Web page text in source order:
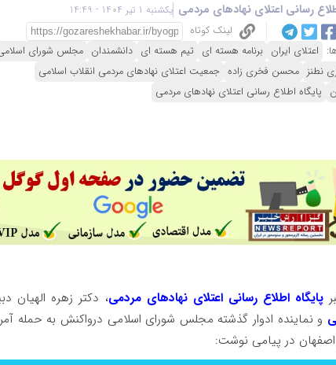
رسانی اعتلای نهادهای مردمی یکشنبه 1 تیر 1404 - 14:49
لینک کوتاه
اعتلای ایران برنامه هسته ای تیم هسته ای دانشمندان مجلس شورای
نطنز محسن فخری زاده جمعیت اعتلای نهادهای مردمی انقلاب اسلامی
پایگاه اطلاع رسانی اعتلای نهادهای مردمی
پایگاه اطلاع رسانی اعتلای نهادهای مردمی، دکتر زهره الهیان
و نماینده ادوار گذشته مجلس شورای اسلامی درواکنش به حمله
اصفهان در پیامی نوشت: